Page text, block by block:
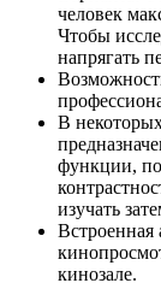
человек
Чтобы
напрягать
В
функции,
изучать
Встроенная
кинозале.